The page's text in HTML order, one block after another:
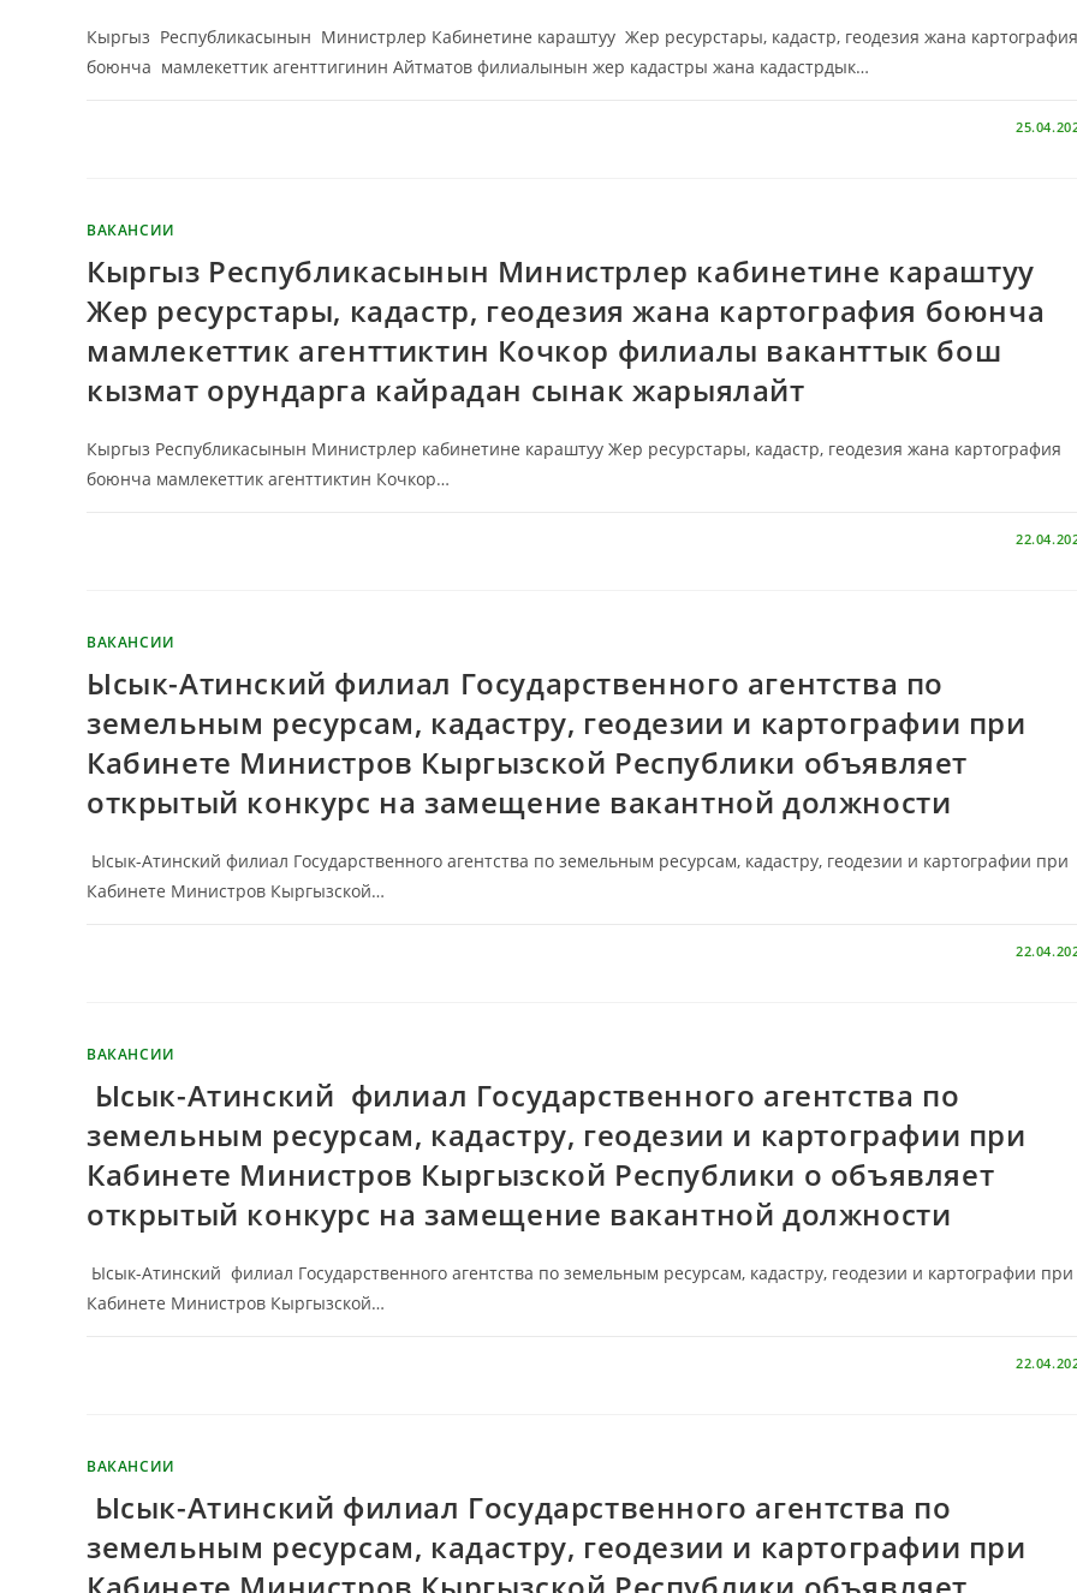
Кыргыз Республикасынын Министрлер Кабинетине караштуу Жер ресурстары, кадастр, геодезия жана картография
боюнча мамлекеттик агенттигинин Айтматов филиалынын жер кадастры жана кадастрдык…
ВАКАНСИИ
Кыргыз Республикасынын Министрлер кабинетине караштуу
Жер ресурстары, кадастр, геодезия жана картография боюнча
мамлекеттик агенттиктин Кочкор филиалы ваканттык бош
кызмат орундарга кайрадан сынак жарыялайт
Кыргыз Республикасынын Министрлер кабинетине караштуу Жер ресурстары, кадастр, геодезия жана картография
боюнча мамлекеттик агенттиктин Кочкор…
ВАКАНСИИ
Ысык-Атинский филиал Государственного агентства по
земельным ресурсам, кадастру, геодезии и картографии при
Кабинете Министров Кыргызской Республики объявляет
открытый конкурс на замещение вакантной должности
Ысык-Атинский филиал Государственного агентства по земельным ресурсам, кадастру, геодезии и картографии при
Кабинете Министров Кыргызской…
ВАКАНСИИ
Ысык-Атинский филиал Государственного агентства по
земельным ресурсам, кадастру, геодезии и картографии при
Кабинете Министров Кыргызской Республики о объявляет
открытый конкурс на замещение вакантной должности
Ысык-Атинский филиал Государственного агентства по земельным ресурсам, кадастру, геодезии и картографии при
Кабинете Министров Кыргызской…
ВАКАНСИИ
Ысык-Атинский филиал Государственного агентства по
земельным ресурсам, кадастру, геодезии и картографии при